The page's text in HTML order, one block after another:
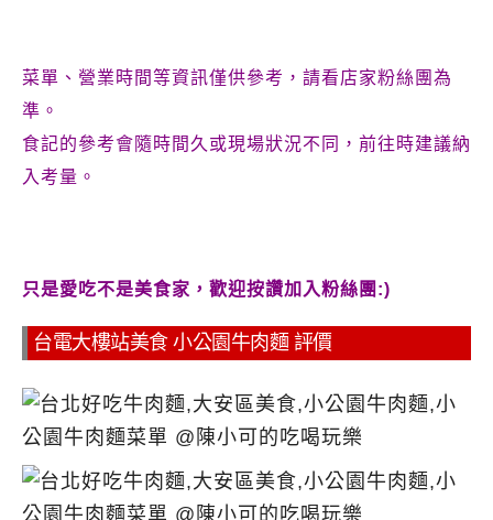
菜單、營業時間等資訊僅供參考，請看店家粉絲團為
準。
食記的參考會隨時間久或現場狀況不同，前往時建議納
入考量。
只是愛吃不是美食家，歡迎按讚加入粉絲團:)
台電大樓站美食 小公園牛肉麵 評價